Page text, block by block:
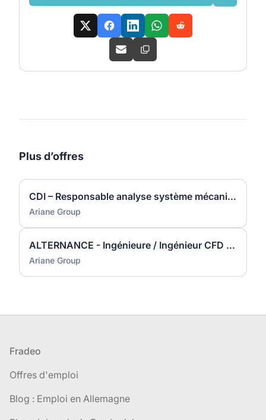
Plus d’offres
CDI – Responsable analyse système mécanique de moteurs (H/F)
Ariane Group
ALTERNANCE - Ingénieure / Ingénieur CFD - analyse de stabilité des organes de combustion
Ariane Group
Pied de page
Fradeo
Offres d'emploi
Blog : Emploi en Allemagne